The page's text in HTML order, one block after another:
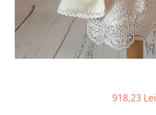
918,23 Lei